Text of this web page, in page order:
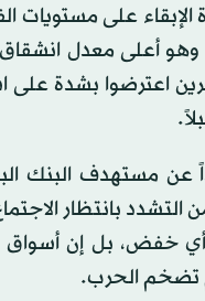
و3 مسؤولين آخرين
من التشدد بانتظار
خفض، بل إن أسواق
تضخم الحرب.